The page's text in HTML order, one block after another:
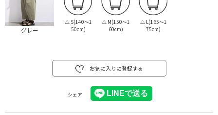
グレー
△ S(140～1
50cm)
△ M(150～1
60cm)
△ L(165～1
75cm)
お気に入りに登録する
シェア